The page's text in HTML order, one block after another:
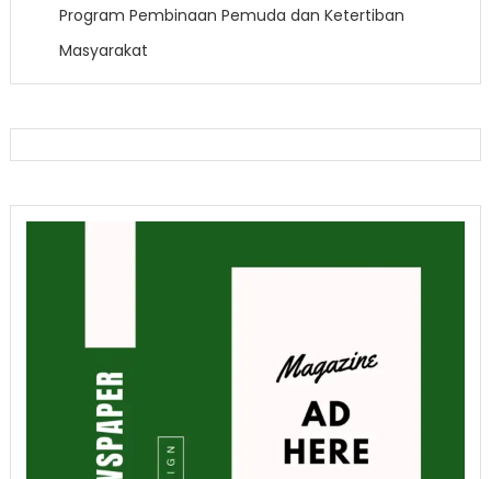
Program Pembinaan Pemuda dan Ketertiban
Masyarakat